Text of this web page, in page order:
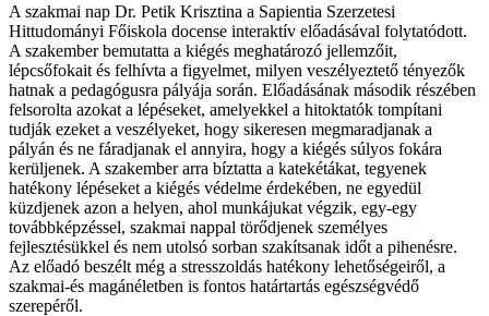
A szakmai nap Dr. Petik Krisztina a Sapientia Szerzetesi
Hittudományi Főiskola docense interaktív előadásával folytatódott.
A szakember bemutatta a kiégés meghatározó jellemzőit,
lépcsőfokait és felhívta a figyelmet, milyen veszélyeztető tényezők
hatnak a pedagógusra pályája során. Előadásának második részében
felsorolta azokat a lépéseket, amelyekkel a hitoktatók tompítani
tudják ezeket a veszélyeket, hogy sikeresen megmaradjanak a
pályán és ne fáradjanak el annyira, hogy a kiégés súlyos fokára
kerüljenek. A szakember arra bíztatta a katekétákat, tegyenek
hatékony lépéseket a kiégés védelme érdekében, ne egyedül
küzdjenek azon a helyen, ahol munkájukat végzik, egy-egy
továbbképzéssel, szakmai nappal törődjenek személyes
fejlesztésükkel és nem utolsó sorban szakítsanak időt a pihenésre.
Az előadó beszélt még a stresszoldás hatékony lehetőségeiről, a
szakmai-és magánéletben is fontos határtartás egészségvédő
szerepéről.